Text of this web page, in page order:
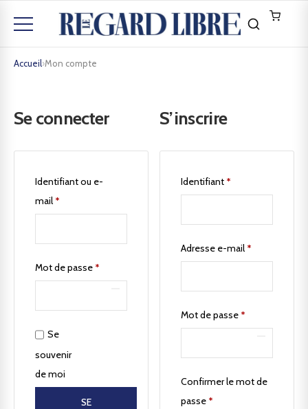
Accueil›Mon compte
Se connecter
Identifiant ou e-
mail *
Mot de passe *
Se
souvenir
de moi
SE
S’inscrire
Identifiant *
Adresse e-mail *
Mot de passe *
Confirmer le mot de
passe *